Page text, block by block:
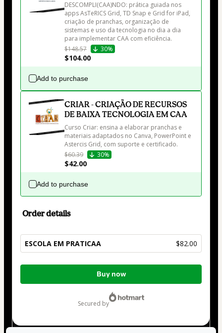
DESCOMPLI(CAA)NDO: prática guiada nos
apps AsTeRICS Grid, TD Snap e Grid for iPad,
criação de pranchas, organização de
sistemas e uso da tecnologia no dia a dia
$148.57
30%
$104.00
Add to purchase
CRIAR - CRIAÇÃO DE RECURSOS
DE BAIXA TECNOLOGIA EM CAA
Curso Criar: ensina a elaborar pranchas e
materiais adaptados no Canva, PowerPoint e
$60.39
30%
$42.00
Add to purchase
Order details
ESCOLA EM PRATICAA $82.00
Total
Buy now
secured by